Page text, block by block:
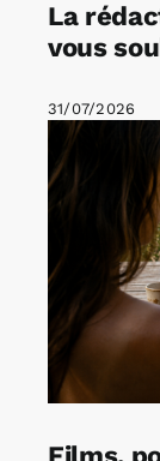
La
vous
31/07/2026